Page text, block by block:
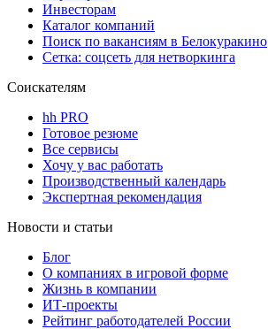
Инвесторам
Каталог компаний
Поиск по вакансиям в Белокуракино
Сетка: соцсеть для нетворкинга
Соискателям
hh PRO
Готовое резюме
Все сервисы
Хочу у вас работать
Производственный календарь
Экспертная рекомендация
Новости и статьи
Блог
О компаниях в игровой форме
Жизнь в компании
ИТ-проекты
Рейтинг работодателей России